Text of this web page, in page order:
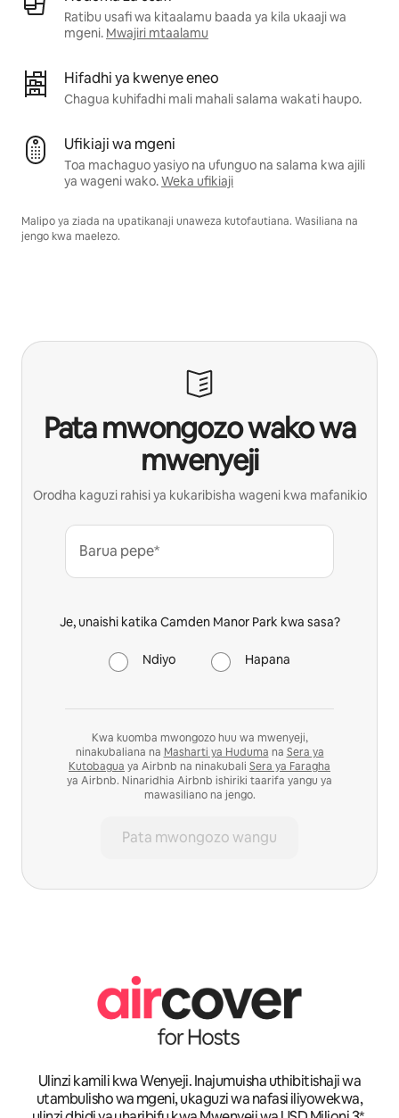
Ratibu usafi wa kitaalamu baada ya kila ukaaji wa
mgeni. Mwajiri mtaalamu
Hifadhi ya kwenye eneo
Chagua kuhifadhi mali mahali salama wakati haupo.
Ufikiaji wa mgeni
Toa machaguo yasiyo na ufunguo na salama kwa ajili
ya wageni wako.Weka ufikiaji
Malipo ya ziada na upatikanaji unaweza kutofautiana. Wasiliana na
jengo kwa maelezo.
Pata mwongozo wako wa
mwenyeji
Orodha kaguzi rahisi ya kukaribisha wageni kwa mafanikio
Barua pepe*
Je, unaishi katika Camden Manor Park kwa sasa?
Ndiyo Hapana
Kwa kuomba mwongozo huu wa mwenyeji,
ninakubaliana na Masharti ya Huduma na Sera ya
Kutobagua ya Airbnb na ninakubali Sera ya Faragha
ya Airbnb. Ninaridhia Airbnb ishiriki taarifa yangu ya
mawasiliano na jengo.
Pata mwongozo wangu
Ulinzi kamili kwa Wenyeji. Inajumuisha uthibitishaji wa
utambulisho wa mgeni, ukaguzi wa nafasi iliyowekwa,